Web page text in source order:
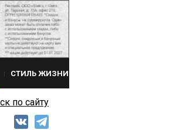
СТИЛЬ ЖИЗНИ
по сайту